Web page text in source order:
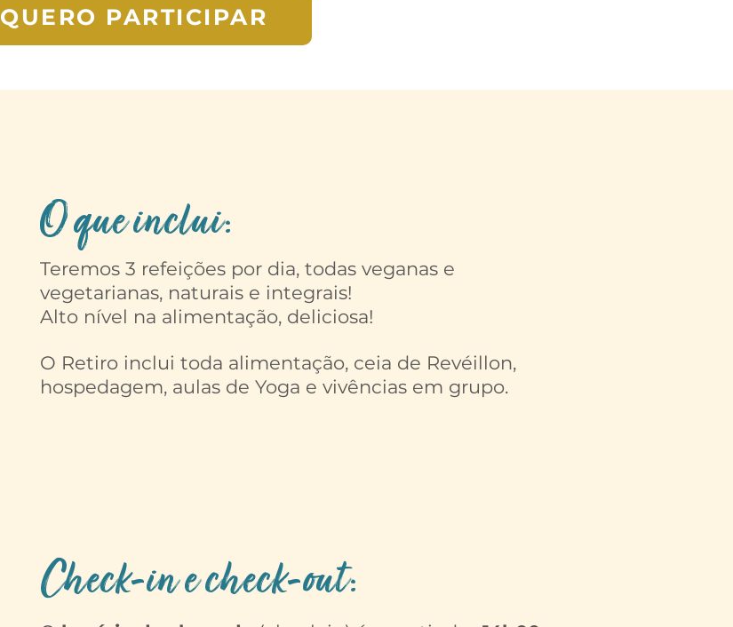
QUERO PARTICIPAR
O que inclui:
Teremos 3 refeições por dia, todas veganas e
vegetarianas, naturais e integrais!
Alto nível na alimentação, deliciosa!
O Retiro inclui toda alimentação, ceia de Revéillon,
hospedagem, aulas de Yoga e vivências em grupo.
Check-in e check-out: